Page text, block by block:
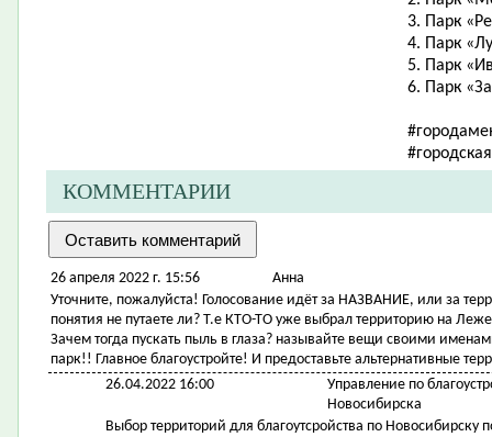
3. Парк
4. Парк
5. Парк
6. Парк
КОММЕНТАРИИ
26 апреля 2022 г. 15:56
Анна
Уточните, пожалуйста! Голосование идёт за НАЗВАНИЕ, или за
понятия не путаете ли? Т.е КТО-ТО уже выбрал территорию на
Зачем тогда пускать пыль в глаза? называйте вещи своими
парк!! Главное благоустройте! И предоставьте альтернативные
26.04.2022 16:00
Управление по
Новосибирска
Выбор территорий для благоутсройства по